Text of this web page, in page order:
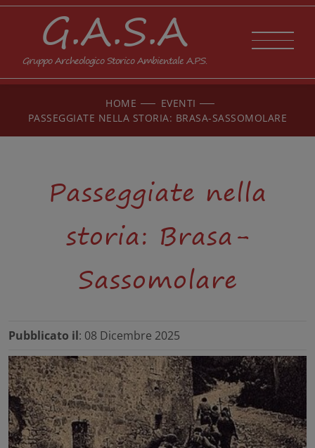
G.A.S.A
Gruppo Archeologico Storico Ambientale A.P.S.
HOME
EVENTI
PASSEGGIATE NELLA STORIA: BRASA-SASSOMOLARE
Passeggiate nella
storia: Brasa-
Sassomolare
Pubblicato il: 08 Dicembre 2025